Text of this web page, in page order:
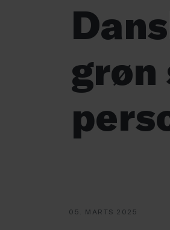
05. MARTS 2025